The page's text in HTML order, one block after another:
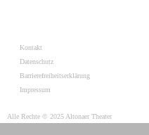
Kontakt
Datenschutz
Barrierefreiheitserklärung
Impressum
Alle Rechte © 2025 Altonaer Theater